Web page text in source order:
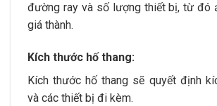
đường ray và số lượng thiết bị, từ đó
giá thành.
Kích thước hố thang:
Kích thước hố thang sẽ quyết định
và các thiết bị đi kèm.